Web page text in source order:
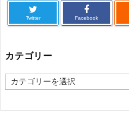
Twitter Facebook
カテゴリー
カ
ゴ